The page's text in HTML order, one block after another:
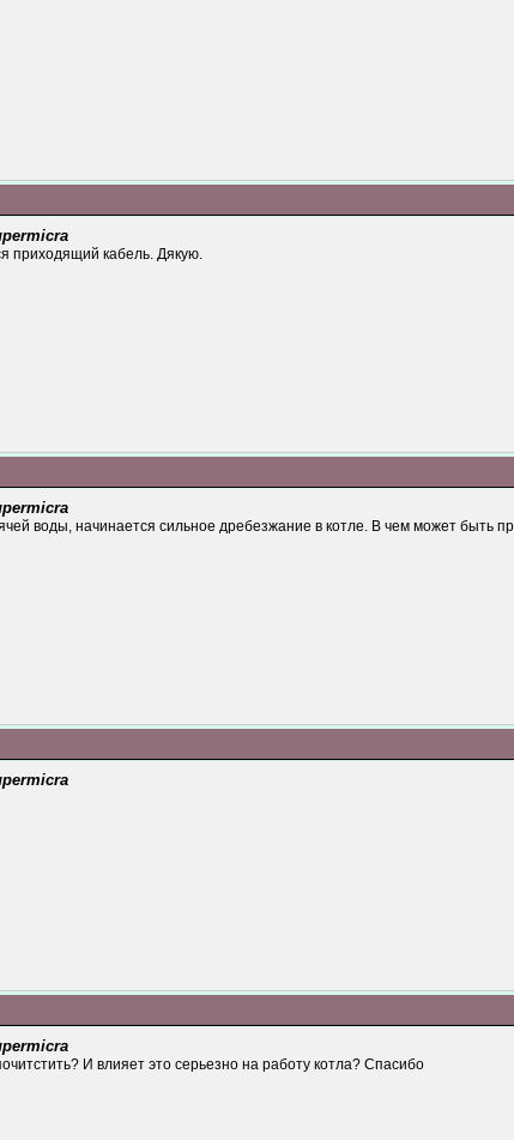
приходящий кабель. Дякую.
воды, начинается сильное дребезжание в котле. В чем может быть
И влияет это серьезно на работу котла? Спасибо